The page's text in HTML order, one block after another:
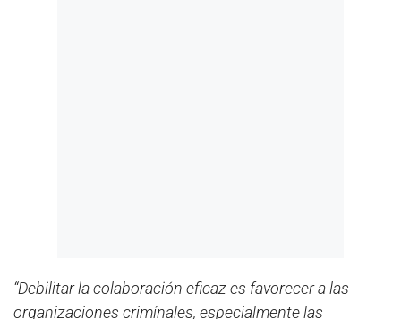
“Debilitar la colaboración eficaz es favorecer a las
organizaciones crimínales, especialmente las